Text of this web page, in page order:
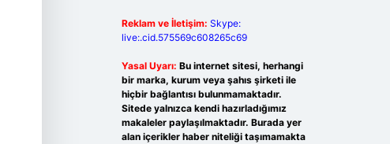
Reklam ve İletişim: Skype:
live:.cid.575569c608265c69
Yasal Uyarı: Bu internet sitesi, herhangi
bir marka, kurum veya şahıs şirketi ile
hiçbir bağlantısı bulunmamaktadır.
Sitede yalnızca kendi hazırladığımız
makaleler paylaşılmaktadır. Burada yer
alan içerikler haber niteliği taşımamakta